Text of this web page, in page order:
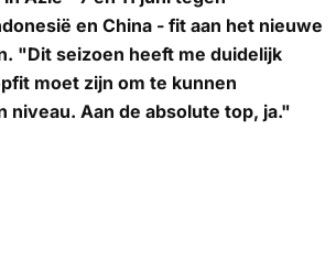
en China - fit aan het nieuwe
"Dit seizoen heeft me duidelijk
moet zijn om te kunnen
niveau. Aan de absolute top, ja."